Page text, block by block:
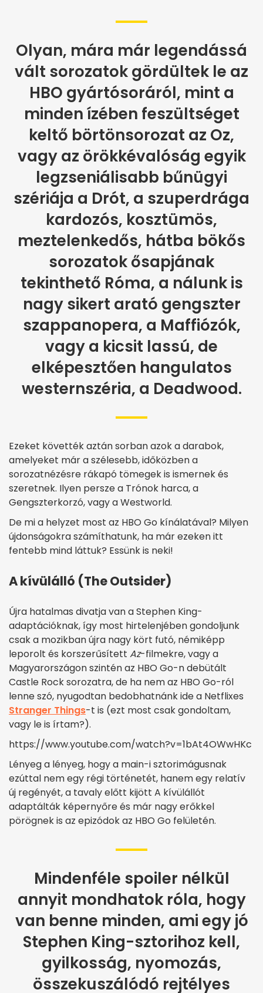
Olyan, mára már legendássá
vált sorozatok gördültek le az
HBO gyártósoráról, mint a
minden ízében feszültséget
keltő börtönsorozat az Oz,
vagy az örökkévalóság egyik
legzseniálisabb bűnügyi
szériája a Drót, a szuperdrága
kardozós, kosztümös,
meztelenkedős, hátba bökős
sorozatok ősapjának
tekinthető Róma, a nálunk is
nagy sikert arató gengszter
szappanopera, a Maffiózók,
vagy a kicsit lassú, de
elképesztően hangulatos
westernszéria, a Deadwood.
Ezeket követték aztán sorban azok a darabok,
amelyeket már a szélesebb, időközben a
sorozatnézésre rákapó tömegek is ismernek és
szeretnek. Ilyen persze a Trónok harca, a
Gengszterkorzó, vagy a Westworld.
De mi a helyzet most az HBO Go kínálatával? Milyen
újdonságokra számíthatunk, ha már ezeken itt
fentebb mind láttuk? Essünk is neki!
A kívülálló (The Outsider)
Újra hatalmas divatja van a Stephen King-
adaptációknak, így most hirtelenjében gondoljunk
csak a mozikban újra nagy kört futó, némiképp
leporolt és korszerűsített Az-filmekre, vagy a
Magyarországon szintén az HBO Go-n debütált
Castle Rock sorozatra, de ha nem az HBO Go-ról
lenne szó, nyugodtan bedobhatnánk ide a Netflixes
Stranger Things-t is (ezt most csak gondoltam,
vagy le is írtam?).
https://www.youtube.com/watch?v=1bAt4OWwHKc
Lényeg a lényeg, hogy a main-i sztorimágusnak
ezúttal nem egy régi történetét, hanem egy relatív
új regényét, a tavaly előtt kijött A kívülállót
adaptálták képernyőre és már nagy erőkkel
pörögnek is az epizódok az HBO Go felületén.
Mindenféle spoiler nélkül
annyit mondhatok róla, hogy
van benne minden, ami egy jó
Stephen King-sztorihoz kell,
gyilkosság, nyomozás,
összekuszálódó rejtélyes